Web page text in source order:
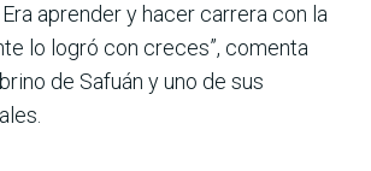
aprender y hacer carrera con la
lo logró con creces”, comenta
de Safuán y uno de sus